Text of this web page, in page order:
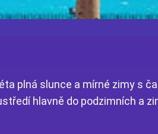
plná slunce a mírné zimy s
hlavně do podzimních a